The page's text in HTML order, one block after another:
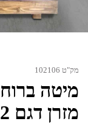
מק"ט 102106
מיטה
מזרן דגם 5012 מבית OLYMPIA